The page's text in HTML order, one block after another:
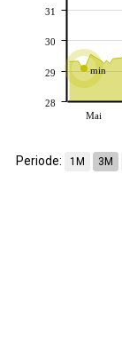
min
Mai
28
29
30
31
Periode: 1M 3M